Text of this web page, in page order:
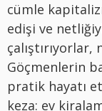
cümle
edişi ve
Göçmenlerin
pratik hayatı
keza: ev